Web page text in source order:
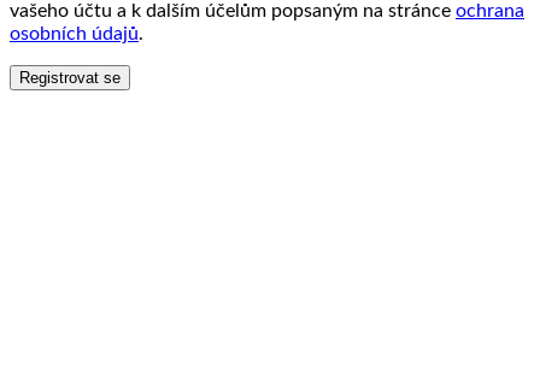
vašeho účtu a k dalším účelům popsaným na stránce ochrana
osobních údajů.
Registrovat se